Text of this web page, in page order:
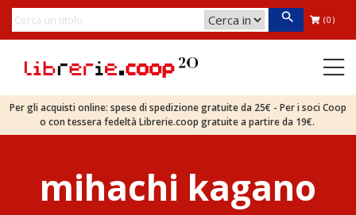
(0)
Per gli acquisti online: spese di spedizione gratuite da 25€ - Per i soci Coop
o con tessera fedeltà Librerie.coop gratuite a partire da 19€.
mihachi kagano